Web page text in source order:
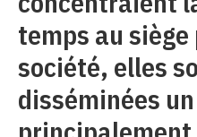
temps au
société, elles
disséminées